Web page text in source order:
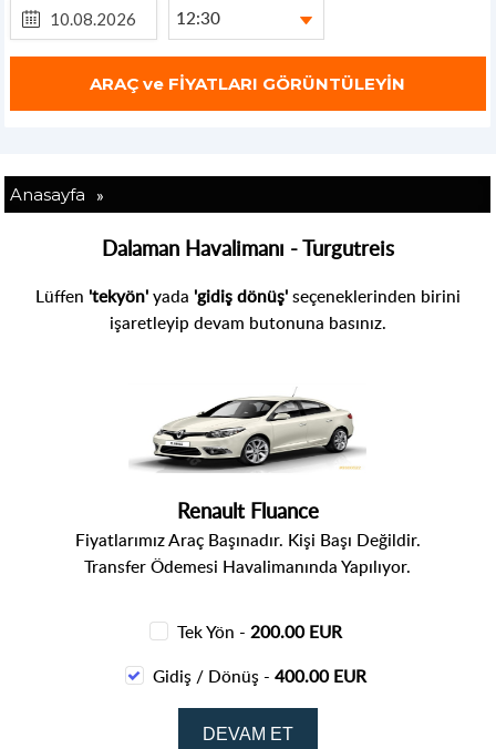
12:30
Anasayfa »
Dalaman Havalimanı - Turgutreis
Lüffen 'tekyön'yada 'gidiş dönüş'seçeneklerinden birini
işaretleyip devam butonuna basınız.
Renault Fluance
Fiyatlarımız Araç Başınadır. Kişi Başı Değildir.
Transfer Ödemesi Havalimanında Yapılıyor.
Tek Yön - 200.00 EUR
Gidiş / Dönüş -400.00 EUR